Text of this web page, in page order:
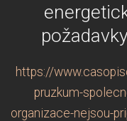
https://
pruzkum-
organizace-nejsou-